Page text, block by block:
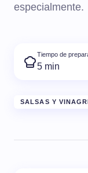
especialmente.
Tiempo de
5 min
SALSAS Y